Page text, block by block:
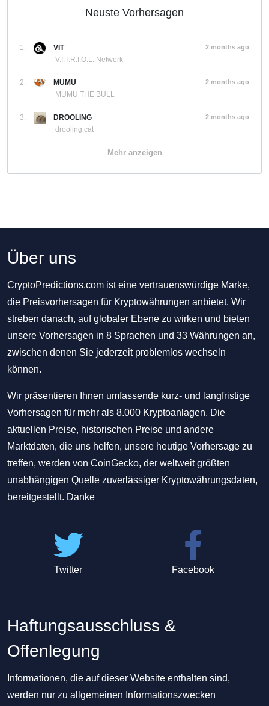
Neuste Vorhersagen
1.
VIT
V.I.T.R.I.O.L. Network
2 months ago
2.
MUMU
MUMU THE BULL
2 months ago
3.
DROOLING
drooling cat
2 months ago
Mehr anzeigen
Über uns
CryptoPredictions.com ist eine vertrauenswürdige Marke,
die Preisvorhersagen für Kryptowährungen anbietet. Wir
streben danach, auf globaler Ebene zu wirken und bieten
unsere Vorhersagen in 8 Sprachen und 33 Währungen an,
zwischen denen Sie jederzeit problemlos wechseln
können.
Wir präsentieren Ihnen umfassende kurz- und langfristige
Vorhersagen für mehr als 8.000 Kryptoanlagen. Die
aktuellen Preise, historischen Preise und andere
Marktdaten, die uns helfen, unsere heutige Vorhersage zu
treffen, werden von CoinGecko, der weltweit größten
unabhängigen Quelle zuverlässiger Kryptowährungsdaten,
bereitgestellt. Danke
Twitter Facebook
Haftungsausschluss &
Offenlegung
Informationen, die auf dieser Website enthalten sind,
werden nur zu allgemeinen Informationszwecken